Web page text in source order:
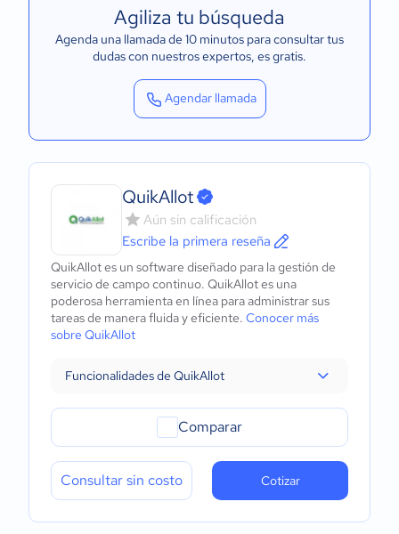
Agiliza tu búsqueda
Agenda una llamada de 10 minutos para consultar tus
dudas con nuestros expertos, es gratis.
Agendar llamada
QuikAllot
Aún sin calificación
Escribe la primera reseña
QuikAllot es un software diseñado para la gestión de
servicio de campo continuo. QuikAllot es una
poderosa herramienta en línea para administrar sus
tareas de manera fluida y eficiente. Conocer más
sobre QuikAllot
Funcionalidades de QuikAllot
Comparar
Consultar sin costo Cotizar